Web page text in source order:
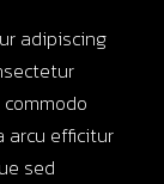
adipiscing
arcu efficitur
sed